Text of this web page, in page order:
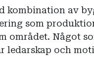
kombination av
som
området. Något
ledarskap och